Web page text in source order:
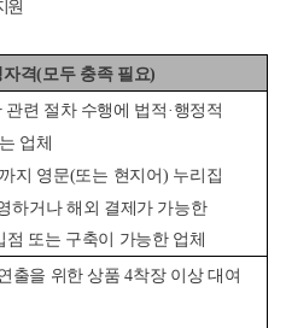
원
자격(모두 충족 필요)
련 절차 수행에 법적 · 행정적
업체
지 영문(또는 현지어) 누리집
하거나 해외 결제가 가능한
점 또는 구축이 가능한 업체
출을 위한 상품4착장 이상 대여